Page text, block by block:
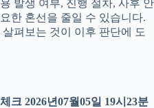
발생 여부, 진행 절차, 사후 안
한 혼선을 줄일 수 있습니다.
펴보는 것이 이후 판단에 도
크 2026년07월05일 19시23분